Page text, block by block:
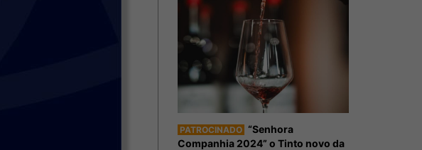
PATROCINADO “Senhora
Companhia 2024” o Tinto novo da